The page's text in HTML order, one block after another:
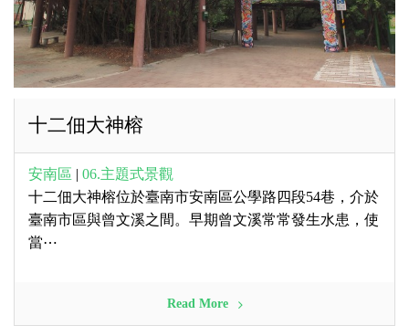
十二佃大神榕
安南區 | 06.主題式景觀
十二佃大神榕位於臺南市安南區公學路四段54巷，介於
臺南市區與曾文溪之間。早期曾文溪常常發生水患，使
當⋯
Read More